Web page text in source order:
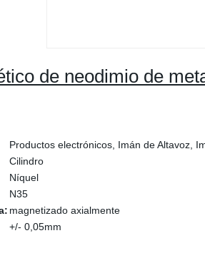
de neodimio de
Productos electrónicos, Imán de Altavoz,
Cilindro
Níquel
N35
magnetizado axialmente
+/- 0,05mm